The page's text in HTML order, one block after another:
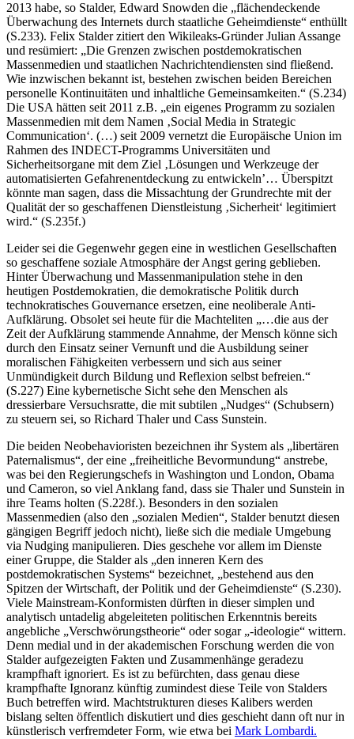
2013 habe, so Stalder, Edward Snowden die „flächendeckende
Überwachung des Internets durch staatliche Geheimdienste“ enthüllt
(S.233). Felix Stalder zitiert den Wikileaks-Gründer Julian Assange
und resümiert: „Die Grenzen zwischen postdemokratischen
Massenmedien und staatlichen Nachrichtendiensten sind fließend.
Wie inzwischen bekannt ist, bestehen zwischen beiden Bereichen
personelle Kontinuitäten und inhaltliche Gemeinsamkeiten.“ (S.234)
Die USA hätten seit 2011 z.B. „ein eigenes Programm zu sozialen
Massenmedien mit dem Namen ‚Social Media in Strategic
Communication‘. (…) seit 2009 vernetzt die Europäische Union im
Rahmen des INDECT-Programms Universitäten und
Sicherheitsorgane mit dem Ziel ‚Lösungen und Werkzeuge der
automatisierten Gefahrenentdeckung zu entwickeln’… Überspitzt
könnte man sagen, dass die Missachtung der Grundrechte mit der
Qualität der so geschaffenen Dienstleistung ‚Sicherheit‘ legitimiert
wird.“ (S.235f.)
Leider sei die Gegenwehr gegen eine in westlichen Gesellschaften
so geschaffene soziale Atmosphäre der Angst gering geblieben.
Hinter Überwachung und Massenmanipulation stehe in den
heutigen Postdemokratien, die demokratische Politik durch
technokratisches Gouvernance ersetzen, eine neoliberale Anti-
Aufklärung. Obsolet sei heute für die Machteliten „…die aus der
Zeit der Aufklärung stammende Annahme, der Mensch könne sich
durch den Einsatz seiner Vernunft und die Ausbildung seiner
moralischen Fähigkeiten verbessern und sich aus seiner
Unmündigkeit durch Bildung und Reflexion selbst befreien.“
(S.227) Eine kybernetische Sicht sehe den Menschen als
dressierbare Versuchsratte, die mit subtilen „Nudges“ (Schubsern)
zu steuern sei, so Richard Thaler und Cass Sunstein.
Die beiden Neobehavioristen bezeichnen ihr System als „libertären
Paternalismus“, der eine „freiheitliche Bevormundung“ anstrebe,
was bei den Regierungschefs in Washington und London, Obama
und Cameron, so viel Anklang fand, dass sie Thaler und Sunstein in
ihre Teams holten (S.228f.). Besonders in den sozialen
Massenmedien (also den „sozialen Medien“, Stalder benutzt diesen
gängigen Begriff jedoch nicht), ließe sich die mediale Umgebung
via Nudging manipulieren. Dies geschehe vor allem im Dienste
einer Gruppe, die Stalder als „den inneren Kern des
postdemokratischen Systems“ bezeichnet, „bestehend aus den
Spitzen der Wirtschaft, der Politik und der Geheimdienste“ (S.230).
Viele Mainstream-Konformisten dürften in dieser simplen und
analytisch untadelig abgeleiteten politischen Erkenntnis bereits
angebliche „Verschwörungstheorie“ oder sogar „-ideologie“ wittern.
Denn medial und in der akademischen Forschung werden die von
Stalder aufgezeigten Fakten und Zusammenhänge geradezu
krampfhaft ignoriert. Es ist zu befürchten, dass genau diese
krampfhafte Ignoranz künftig zumindest diese Teile von Stalders
Buch betreffen wird. Machtstrukturen dieses Kalibers werden
bislang selten öffentlich diskutiert und dies geschieht dann oft nur in
künstlerisch verfremdeter Form, wie etwa bei Mark Lombardi.